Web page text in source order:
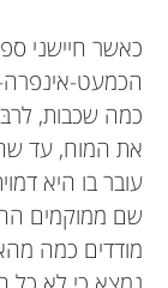
כאשר חיישני
הכמעט-
כמה שכבות,
את המוח, עד
עובר בו היא
שם ממוקמים
מודדים כמה